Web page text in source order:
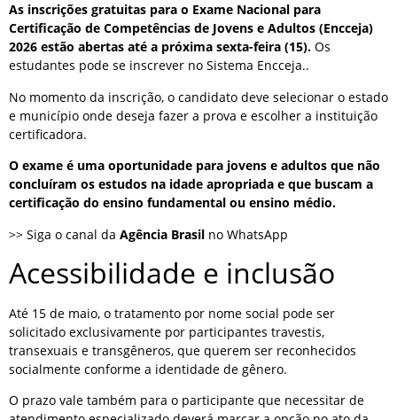
As inscrições gratuitas para o Exame Nacional para
Certificação de Competências de Jovens e Adultos (Encceja)
2026 estão abertas até a próxima sexta-feira (15). Os
estudantes pode se inscrever no Sistema Encceja..
No momento da inscrição, o candidato deve selecionar o estado
e município onde deseja fazer a prova e escolher a instituição
certificadora.
O exame é uma oportunidade para jovens e adultos que não
concluíram os estudos na idade apropriada e que buscam a
certificação do ensino fundamental ou ensino médio.
>> Siga o canal da Agência Brasil no WhatsApp
Acessibilidade e inclusão
Até 15 de maio, o tratamento por nome social pode ser
solicitado exclusivamente por participantes travestis,
transexuais e transgêneros, que querem ser reconhecidos
socialmente conforme a identidade de gênero.
O prazo vale também para o participante que necessitar de